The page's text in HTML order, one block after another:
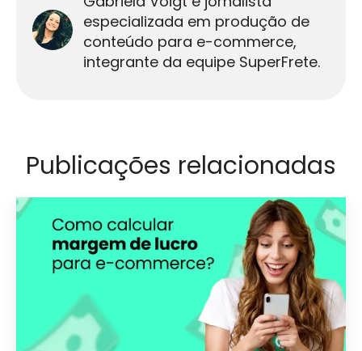
especializada em produção de
conteúdo para e-commerce,
integrante da equipe SuperFrete.
Publicações relacionadas